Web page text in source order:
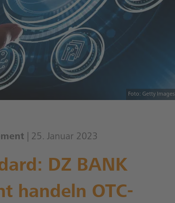
Foto: Getty Images
| 25. Januar 2023
DZ BANK
handeln OTC-